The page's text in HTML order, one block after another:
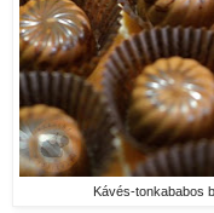
Kávés-tonkababos